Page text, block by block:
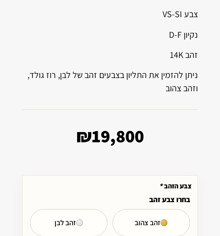
צבע VS-SI
נקיון D-F
זהב 14K
ניתן להזמין את התליון בצבעים זהב של לבן, רוז גולד,
וזהב צהוב
₪19,800
צבע הזהב*
בחרו צבע זהב
זהב צהוב זהב לבן